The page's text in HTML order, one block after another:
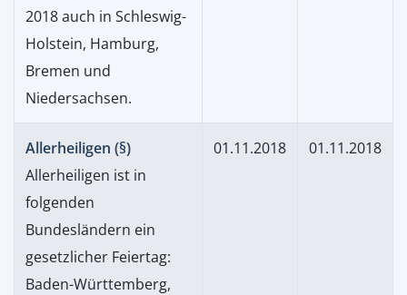
2018 auch in Schleswig-
Holstein, Hamburg,
Bremen und
Niedersachsen.
Allerheiligen (§)
Allerheiligen ist in
folgenden
Bundesländern ein
gesetzlicher Feiertag:
Baden-Württemberg,
01.11.2018 01.11.2018